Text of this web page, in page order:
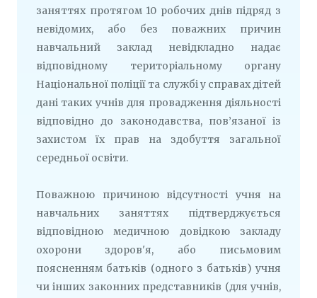
заняттях протягом 10 робочих днів підряд з
невідомих, або без поважних причин
навчальний заклад невідкладно надає
відповідному територіальному органу
Національної поліції та службі у справах дітей
дані таких учнів для провадження діяльності
відповідно до законодавства, пов’язаної із
захистом їх прав на здобуття загальної
середньої освіти.
Поважною причиною відсутності учня на
навчальних заняттях підтверджується
відповідною медичною довідкою закладу
охорони здоров'я, або письмовим
поясненням батьків (одного з батьків) учня
чи інших законних представників (для учнів,